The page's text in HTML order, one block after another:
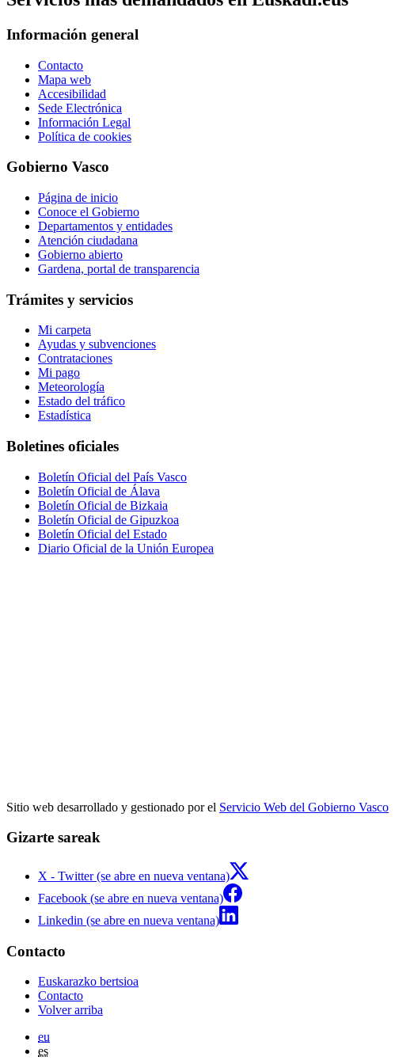
Información general
Contacto
Mapa web
Accesibilidad
Sede Electrónica
Información Legal
Política de cookies
Gobierno Vasco
Página de inicio
Conoce el Gobierno
Departamentos y entidades
Atención ciudadana
Gobierno abierto
Gardena, portal de transparencia
Trámites y servicios
Mi carpeta
Ayudas y subvenciones
Contrataciones
Mi pago
Meteorología
Estado del tráfico
Estadística
Boletines oficiales
Boletín Oficial del País Vasco
Boletín Oficial de Álava
Boletín Oficial de Bizkaia
Boletín Oficial de Gipuzkoa
Boletín Oficial del Estado
Diario Oficial de la Unión Europea
Sitio web desarrollado y gestionado por el Servicio Web del Gobierno Vasco
Gizarte sareak
X - Twitter (se abre en nueva ventana)
Facebook (se abre en nueva ventana)
Linkedin (se abre en nueva ventana)
Contacto
Euskarazko bertsioa
Contacto
Volver arriba
eu
es